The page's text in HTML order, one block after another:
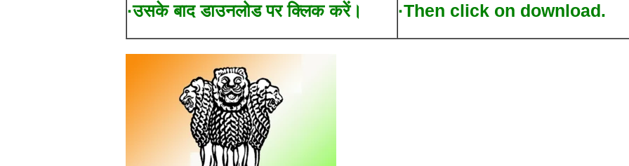
·उसके बाद डाउनलोड पर क्लिक करें। ·Then click on download.